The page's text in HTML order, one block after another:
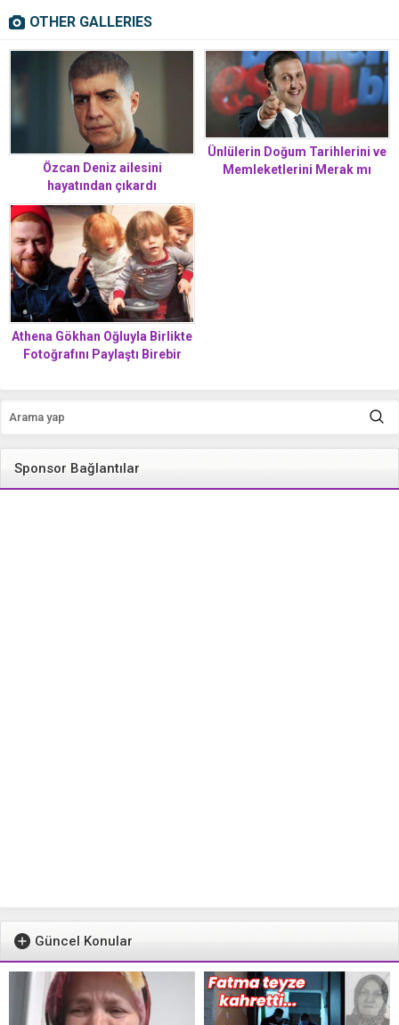
OTHER GALLERIES
Özcan Deniz ailesini
hayatından çıkardı
Ünlülerin Doğum Tarihlerini ve
Memleketlerini Merak mı
Athena Gökhan Oğluyla Birlikte
Fotoğrafını Paylaştı Birebir
Sponsor Bağlantılar
Güncel Konular